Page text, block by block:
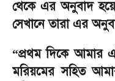
থেকে এর অনুবাদ
সেখানে তারা এর
“প্রথম দিকে আমার
মরিয়মের সহিত